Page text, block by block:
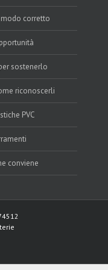
corretto
sostenerlo
riconoscerli
PVC
conviene